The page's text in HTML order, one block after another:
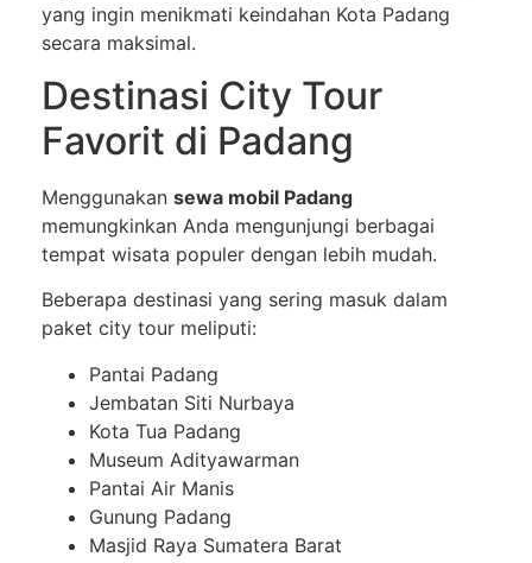
yang ingin menikmati keindahan Kota Padang
secara maksimal.
Destinasi City Tour
Favorit di Padang
Menggunakan sewa mobil Padang
memungkinkan Anda mengunjungi berbagai
tempat wisata populer dengan lebih mudah.
Beberapa destinasi yang sering masuk dalam
paket city tour meliputi:
Pantai Padang
Jembatan Siti Nurbaya
Kota Tua Padang
Museum Adityawarman
Pantai Air Manis
Gunung Padang
Masjid Raya Sumatera Barat